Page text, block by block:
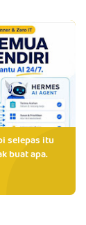
selepas itu
buat apa.